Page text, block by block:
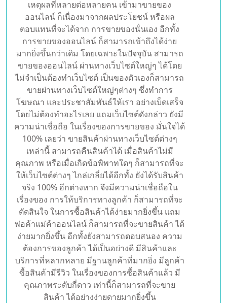
เหตุผลที่หลายต่อหลายคน เข้ามาขายของ
ออนไลน์ ก็เนื่องมาจากผลประโยชน์ หรือผล
ตอบแทนที่จะได้จาก การขายของนั่นเอง อีกทั้ง
การขายของออนไลน์ ก็สามารถเข้าถึงได้ง่าย
มากยิ่งขึ้นกว่าเดิม โดยเฉพาะในปัจจุบัน สามารถ
ขายของออนไลน์ ผ่านทางเว็บไซต์ใหญ่ๆ ได้โดย
ไม่จำเป็นต้องทำเว็บไซต์ เป็นของตัวเองก็สามารถ
ขายผ่านทางเว็บไซต์ใหญ่ๆต่างๆ ซึ่งทำการ
โฆษณา และประชาสัมพันธ์ให้เรา อย่างเบ็ดเสร็จ
โดยไม่ต้องทำอะไรเลย แถมเว็บไซต์ดังกล่าว ยังมี
ความน่าเชื่อถือ ในเรื่องของการขายของ มั่นใจได้
100% เลยว่า ขายสินค้าผ่านทางเว็บไซต์ต่างๆ
เหล่านี้ สามารถคืนสินค้าได้ เมื่อสินค้าไม่มี
คุณภาพ หรือเมื่อเกิดข้อพิพาทใดๆ ก็สามารถที่จะ
ให้เว็บไซต์ต่างๆ ไกล่เกลี่ยได้อีกทั้ง ยังได้รับสินค้า
จริง 100% อีกต่างหาก จึงมีความน่าเชื่อถือใน
เรื่องของ การให้บริการทางลูกค้า ก็สามารถที่จะ
ตัดสินใจ ในการซื้อสินค้าได้ง่ายมากยิ่งขึ้น แถม
พ่อค้าแม่ค้าออนไลน์ ก็สามารถที่จะขายสินค้า ได้
ง่ายมากยิ่งขึ้น อีกทั้งยังสามารถตอบสนอง ความ
ต้องการของลูกค้า ได้เป็นอย่างดี มีสินค้าและ
บริการที่หลากหลาย มีฐานลูกค้าที่มากยิ่ง มีลูกค้า
ซื้อสินค้ามีรีวิว ในเรื่องของการซื้อสินค้าแล้ว มี
คุณภาพระดับกี่ดาว เท่านี้ก็สามารถที่จะขาย
สินค้า ได้อย่างง่ายดายมากยิ่งขึ้น